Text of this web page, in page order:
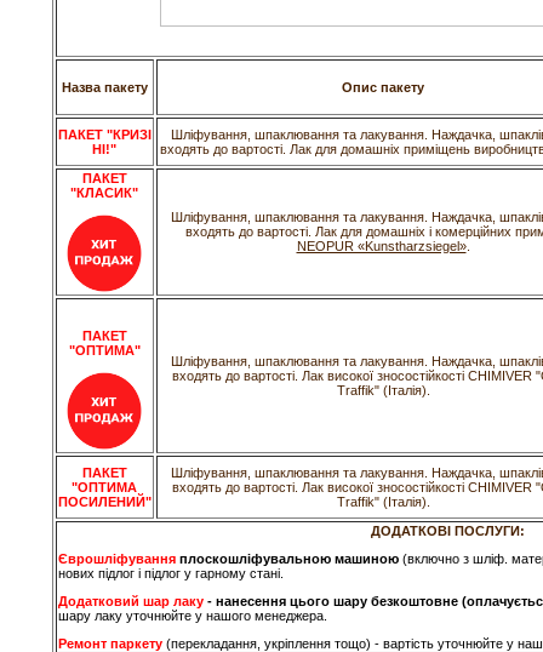
Назва пакету Опис пакету
ПАКЕТ "КРИЗІ
НІ!"
Шліфування, шпаклювання та лакування. Наждачка,
входять до вартості. Лак для домашніх приміщень
ПАКЕТ
"КЛАСИК"
Шліфування, шпаклювання та лакування. Наждачка,
входять до вартості. Лак для домашніх і комерційних
NEOPUR «Kunstharzsiegel».
ПАКЕТ
"ОПТИМА"
Шліфування, шпаклювання та лакування. Наждачка,
входять до вартості. Лак високої зносостійкості CHIMIVER
Traffik" (Італія).
ПАКЕТ
"ОПТИМА
ПОСИЛЕНИЙ"
Шліфування, шпаклювання та лакування. Наждачка,
входять до вартості. Лак високої зносостійкості CHIMIVER
Traffik" (Італія).
ДОДАТКОВІ ПОСЛУГИ:
Єврошліфування плоскошліфувальною машиною(включно з шліф.
нових підлог і підлог у гарному стані.
Додатковий шар лаку - нанесення цього шару безкоштовне
шару лаку уточнюйте у нашого менеджера.
Ремонт паркету (перекладання, укріплення тощо) - вартість уточнюйте у